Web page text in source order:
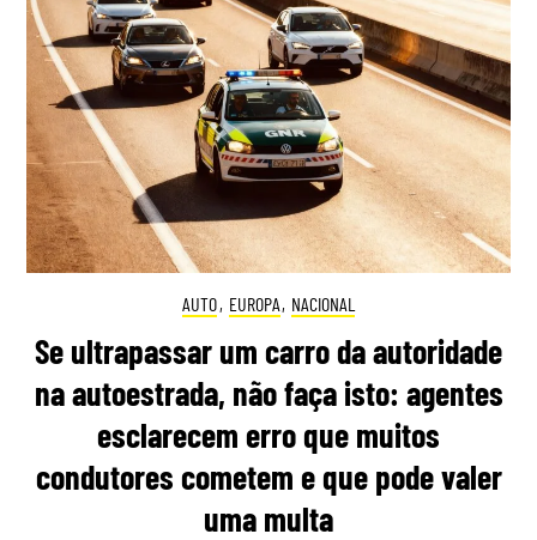
AUTO, EUROPA, NACIONAL
Se ultrapassar um carro da autoridade
na autoestrada, não faça isto: agentes
esclarecem erro que muitos
condutores cometem e que pode valer
uma multa